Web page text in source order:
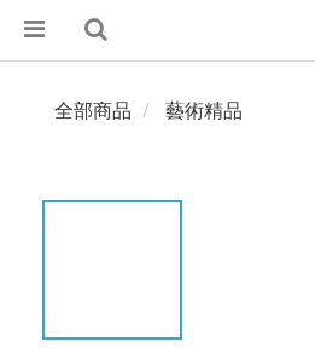
全部商品 藝術精品